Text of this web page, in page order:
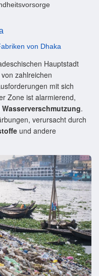
von Dhaka
Hauptstadt
zahlreichen
mit sich
Zone ist alarmierend,
.
verursacht durch
und andere